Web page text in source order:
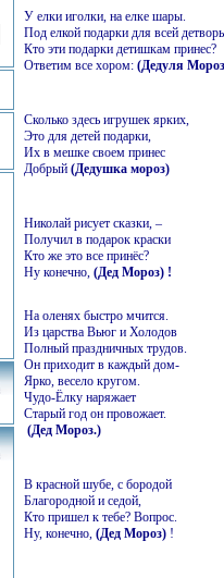
У елки иголки, на елке шары.
Под елкой подарки для всей
Кто эти подарки детишкам принес?
Ответим все хором: (Дедуля
Сколько здесь игрушек ярких,
Это для детей подарки,
Их в мешке своем принес
Добрый (Дедушка мороз)
Николай рисует сказки, –
Получил в подарок краски
Кто же это все принёс?
Ну конечно, (Дед Мороз) !
На оленях быстро мчится.
Из царства Вьюг и Холодов
Полный праздничных трудов.
Он приходит в каждый дом-
Ярко, весело кругом.
Чудо-Ёлку наряжает
Старый год он провожает.
(Дед Мороз.)
В красной шубе, с бородой
Благородной и седой,
Кто пришел к тебе? Вопрос.
Ну, конечно, (Дед Мороз) !